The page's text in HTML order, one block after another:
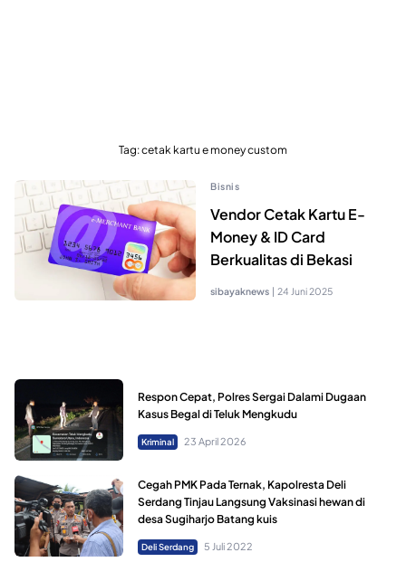
Tag:cetak kartu e money custom
Bisnis
Vendor Cetak Kartu E-
Money & ID Card
Berkualitas di Bekasi
sibayaknews | 24 Juni 2025
Respon Cepat, Polres Sergai Dalami Dugaan
Kasus Begal di Teluk Mengkudu
Kriminal 23 April 2026
Cegah PMK Pada Ternak, Kapolresta Deli
Serdang Tinjau Langsung Vaksinasi hewan di
desa Sugiharjo Batang kuis
Deli Serdang 5 Juli 2022